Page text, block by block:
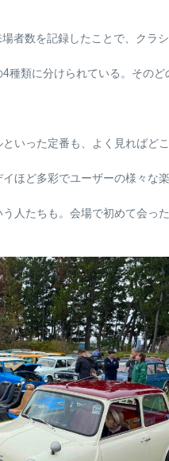
数を記録したことで、クラ
類に分けられている。その
った定番も、よく見ればど
ど多彩でユーザーの様々な
人たちも。会場で初めて会っ